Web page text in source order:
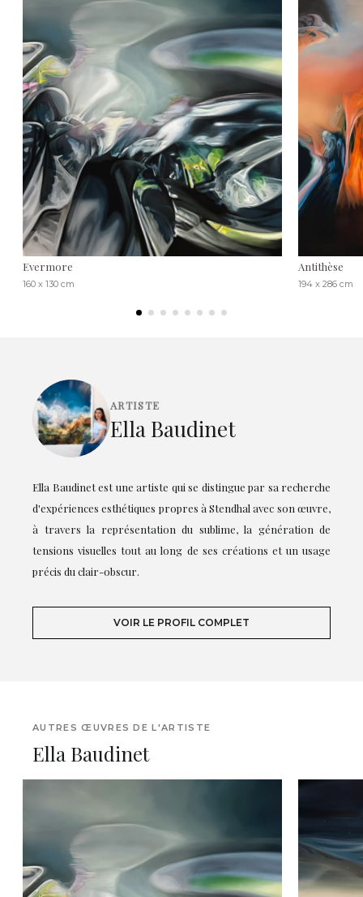
Evermore
160 x 130 cm
Antithèse
194 x 286 cm
ARTISTE
Ella Baudinet
Ella Baudinet est une artiste qui se distingue par sa recherche
d'expériences esthétiques propres à Stendhal avec son œuvre,
à travers la représentation du sublime, la génération de
tensions visuelles tout au long de ses créations et un usage
précis du clair-obscur.
VOIR LE PROFIL COMPLET
AUTRES ŒUVRES DE L'ARTISTE
Ella Baudinet